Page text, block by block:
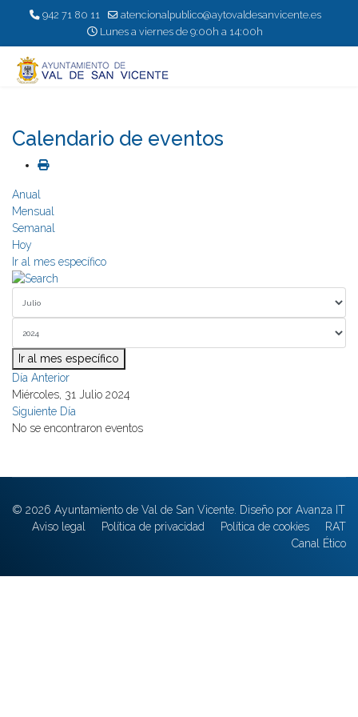
942 71 80 11
atencionalpublico@aytovaldesanvicente.es
Lunes a viernes de 9:00h a 14:00h
Calendario de eventos
Anual
Mensual
Semanal
Hoy
Ir al mes específico
Ir al mes específico
Día Anterior
Miércoles, 31 Julio 2024
Siguiente Día
No se encontraron eventos
© 2026 Ayuntamiento de Val de San Vicente. Diseño por Avanza IT
Aviso legal
Política de privacidad Política de cookies
RAT
Canal Ético